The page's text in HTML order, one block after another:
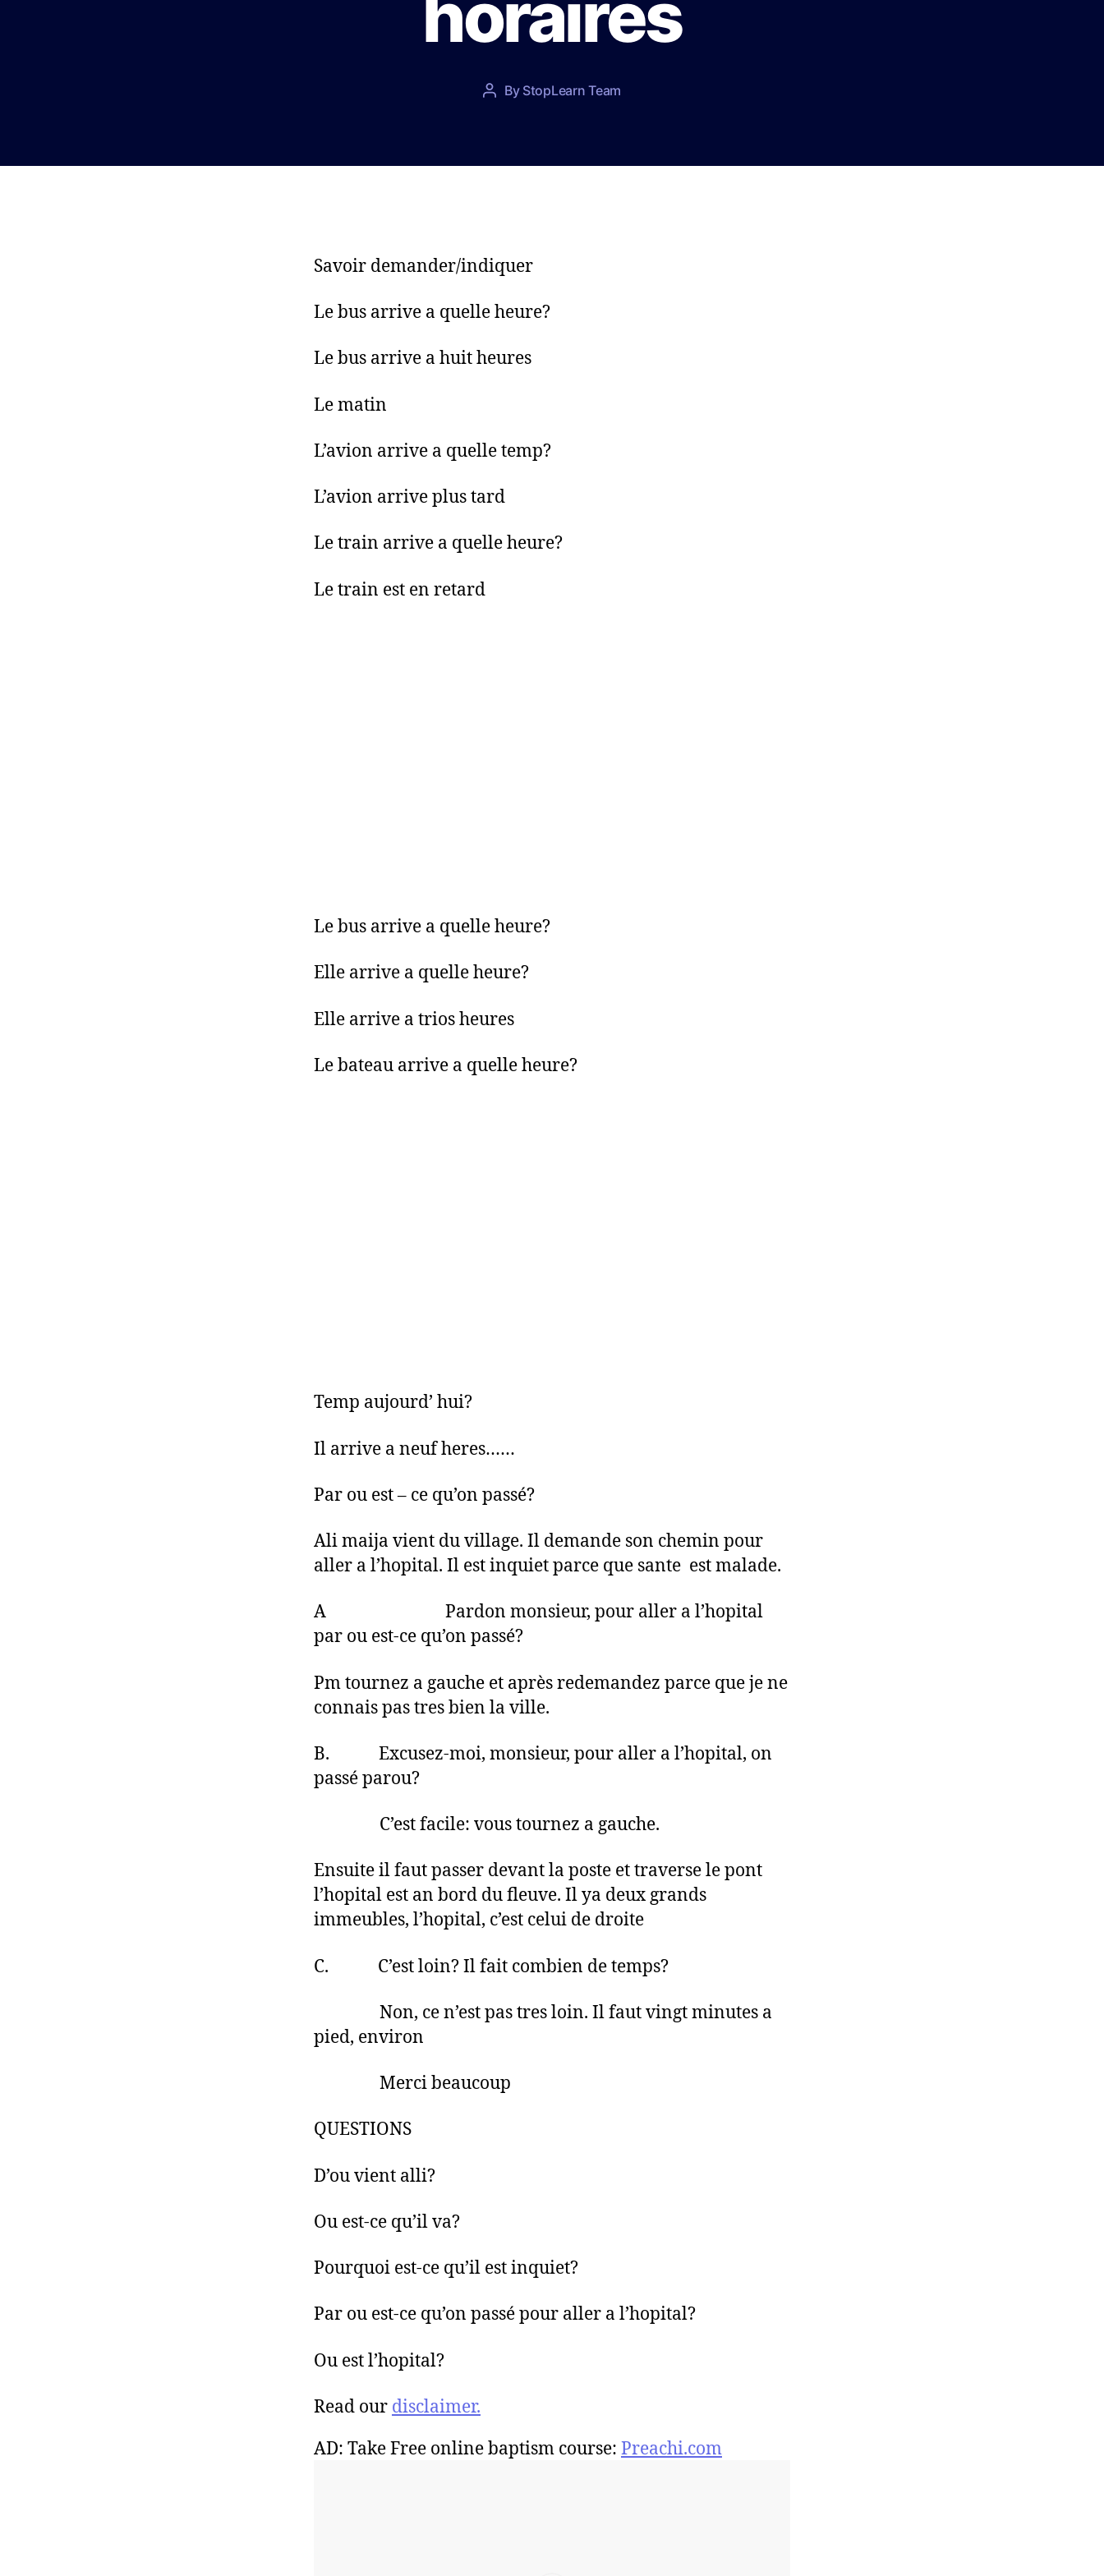
P
a
r
By StopLearn Team
Savoir demander/indiquer
Le bus arrive a quelle heure?
Le bus arrive a huit heures
Le matin
L’avion arrive a quelle temp?
L’avion arrive plus tard
Le train arrive a quelle heure?
Le train est en retard
Le bus arrive a quelle heure?
Elle arrive a quelle heure?
Elle arrive a trios heures
Le bateau arrive a quelle heure?
Temp aujourd’ hui?
Il arrive a neuf heres……
Par ou est – ce qu’on passé?
Ali maija vient du village. Il demande son chemin pour
aller a l’hopital. Il est inquiet parce que sante est malade.
A Pardon monsieur, pour aller a l’hopital
par ou est-ce qu’on passé?
Pm tournez a gauche et après redemandez parce que je ne
connais pas tres bien la ville.
B. Excusez-moi, monsieur, pour aller a l’hopital, on
passé parou?
C’est facile: vous tournez a gauche.
Ensuite il faut passer devant la poste et traverse le pont
l’hopital est an bord du fleuve. Il ya deux grands
immeubles, l’hopital, c’est celui de droite
C. C’est loin? Il fait combien de temps?
Non, ce n’est pas tres loin. Il faut vingt minutes a
pied, environ
Merci beaucoup
QUESTIONS
D’ou vient alli?
Ou est-ce qu’il va?
Pourquoi est-ce qu’il est inquiet?
Par ou est-ce qu’on passé pour aller a l’hopital?
Ou est l’hopital?
Read our disclaimer.
AD: Take Free online baptism course: Preachi.com